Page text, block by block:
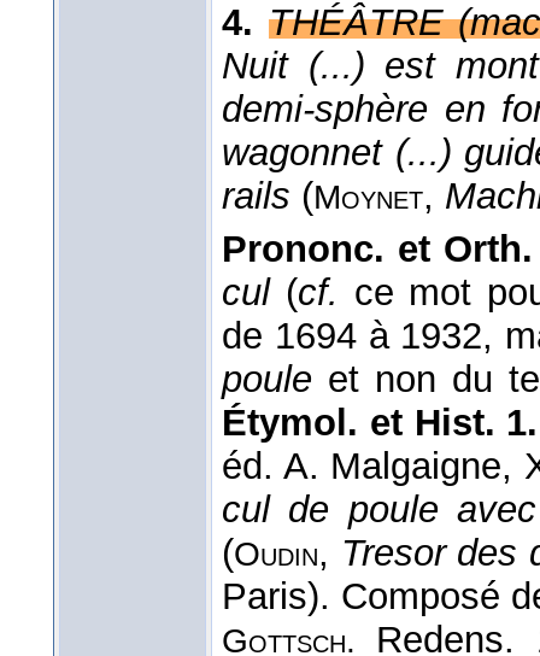
4. THÉÂTRE
Nuit (...) est
demi-sphère en
wagonnet (...)
rails (Moynet,
Prononc. et
cul (cf. ce mot
de 1694 à 1932,
poule et non du
Étymol. et Hist. 1.
éd. A. Malgaigne,
cul de poule
(Oudin, Tresor des
Paris). Composé
Gottsch.